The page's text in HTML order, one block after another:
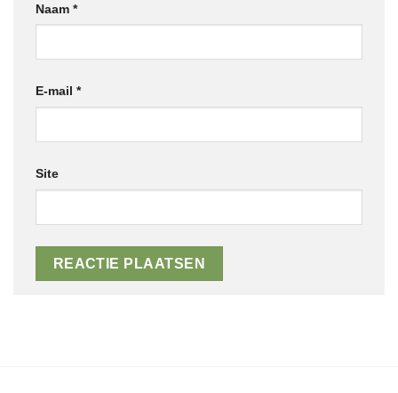
Naam *
E-mail *
Site